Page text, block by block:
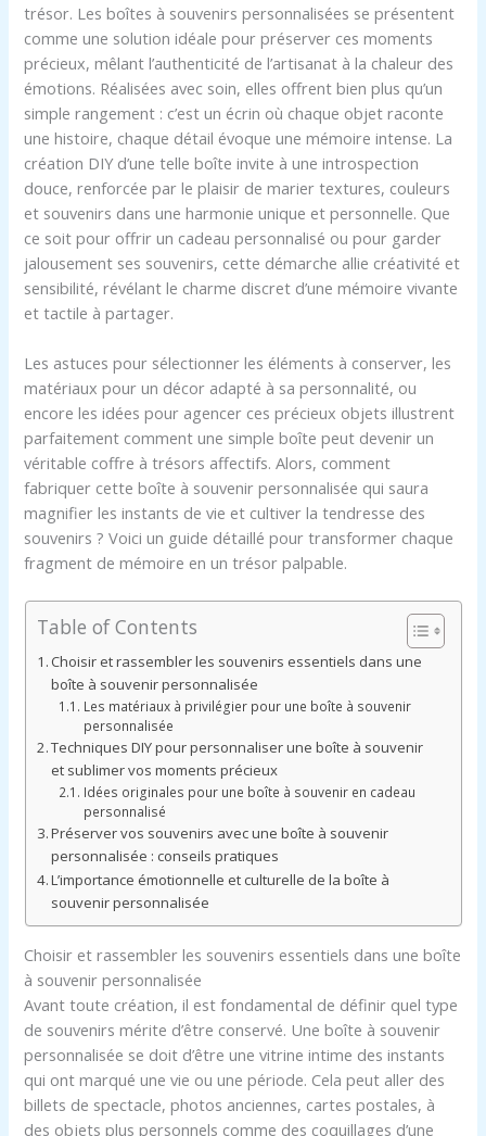
trésor. Les boîtes à souvenirs personnalisées se présentent
comme une solution idéale pour préserver ces moments
précieux, mêlant l’authenticité de l’artisanat à la chaleur des
émotions. Réalisées avec soin, elles offrent bien plus qu’un
simple rangement : c’est un écrin où chaque objet raconte
une histoire, chaque détail évoque une mémoire intense. La
création DIY d’une telle boîte invite à une introspection
douce, renforcée par le plaisir de marier textures, couleurs
et souvenirs dans une harmonie unique et personnelle. Que
ce soit pour offrir un cadeau personnalisé ou pour garder
jalousement ses souvenirs, cette démarche allie créativité et
sensibilité, révélant le charme discret d’une mémoire vivante
et tactile à partager.
Les astuces pour sélectionner les éléments à conserver, les
matériaux pour un décor adapté à sa personnalité, ou
encore les idées pour agencer ces précieux objets illustrent
parfaitement comment une simple boîte peut devenir un
véritable coffre à trésors affectifs. Alors, comment
fabriquer cette boîte à souvenir personnalisée qui saura
magnifier les instants de vie et cultiver la tendresse des
souvenirs ? Voici un guide détaillé pour transformer chaque
fragment de mémoire en un trésor palpable.
Table of Contents
Choisir et rassembler les souvenirs essentiels dans une
boîte à souvenir personnalisée
Les matériaux à privilégier pour une boîte à souvenir
personnalisée
Techniques DIY pour personnaliser une boîte à souvenir
et sublimer vos moments précieux
Idées originales pour une boîte à souvenir en cadeau
personnalisé
Préserver vos souvenirs avec une boîte à souvenir
personnalisée : conseils pratiques
L’importance émotionnelle et culturelle de la boîte à
souvenir personnalisée
Choisir et rassembler les souvenirs essentiels dans une boîte
à souvenir personnalisée
Avant toute création, il est fondamental de définir quel type
de souvenirs mérite d’être conservé. Une boîte à souvenir
personnalisée se doit d’être une vitrine intime des instants
qui ont marqué une vie ou une période. Cela peut aller des
billets de spectacle, photos anciennes, cartes postales, à
des objets plus personnels comme des coquillages d’une